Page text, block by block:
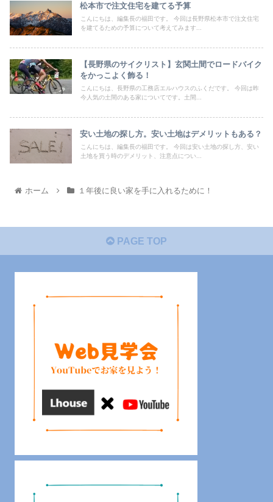
松本市で注文住宅を建てる予算
こんにちは、編集長の福田です。 今回は長野県松本市で注文住宅
を建てるための予算について考えてみます...
【長野県のサイクリスト】玄関土間でロードバイク
をかっこよく飾る！
こんにちは、長野県の工務店エルハウスのふくだです。 今回は昨
今人気の土間のある家についてです。土間...
安い土地の探し方。安い土地はデメリットもある？
こんにちは、編集長の福田です。 今回は安い土地の探し方、安い
土地を買う時のデメリット、注意点につい...
ホーム １年後に良い家を手に入れるために！
PAGE TOP